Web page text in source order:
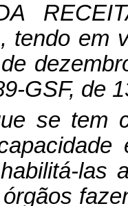
tendo em
GSF, de
se tem
las